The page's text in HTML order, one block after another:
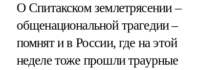
О Спитакском землетрясении –
общенациональной трагедии –
помнят и в России, где на этой
неделе тоже прошли траурные